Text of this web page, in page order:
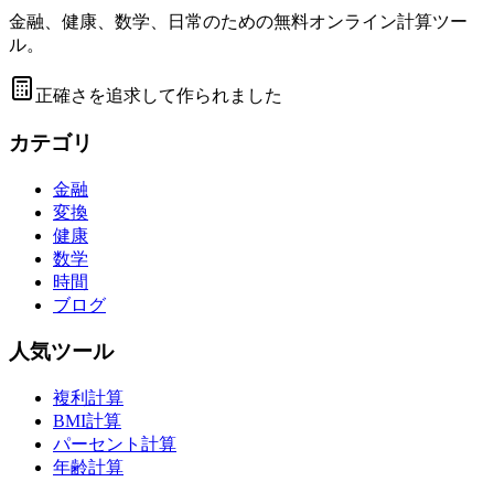
金融、健康、数学、日常のための無料オンライン計算ツー
ル。
正確さを追求して作られました
カテゴリ
金融
変換
健康
数学
時間
ブログ
人気ツール
複利計算
BMI計算
パーセント計算
年齢計算